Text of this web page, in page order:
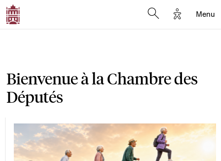
Options
Menu
Bienvenue à la Chambre des
Députés